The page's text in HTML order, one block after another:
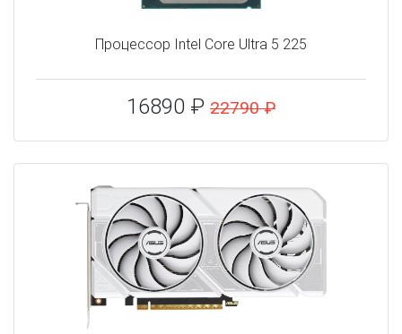
Процессор Intel Core Ultra 5 225
16890 ₽ 22790 ₽